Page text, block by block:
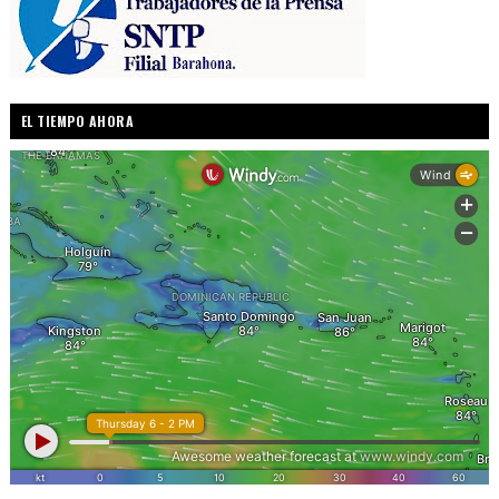
EL TIEMPO AHORA